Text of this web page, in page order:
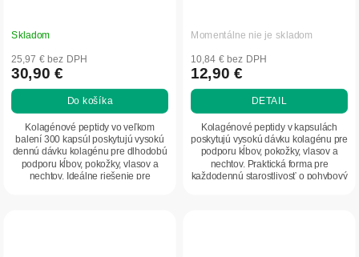
Skladom
25,97 € bez DPH
30,90 €
Do košíka
Kolagénové peptidy vo veľkom
balení 300 kapsúl poskytujú vysokú
dennú dávku kolagénu pre dlhodobú
podporu kĺbov, pokožky, vlasov a
nechtov. Ideálne riešenie pre
Momentálne nie je skladom
10,84 € bez DPH
12,90 €
DETAIL
Kolagénové peptidy v kapsulách
poskytujú vysokú dávku kolagénu pre
podporu kĺbov, pokožky, vlasov a
nechtov. Praktická forma pre
každodennú starostlivosť o pohybový